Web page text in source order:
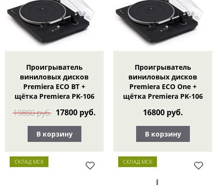
Проигрыватель
виниловых дисков
Premiera ECO BT +
щётка Premiera PK-106
19800 руб. 17800 руб.
В корзину
Проигрыватель
виниловых дисков
Premiera ECO One +
щётка Premiera PK-106
16800 руб.
В корзину
СКЛАД МСК СКЛАД МСК